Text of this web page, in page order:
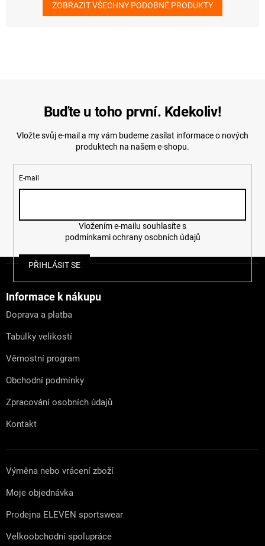
ZOBRAZIT VŠECHNY PODOBNÉ PRODUKTY
Buďte u toho první. Kdekoliv!
Vložte svůj e-mail a my vám budeme zasílat informace o nových
produktech na našem e-shopu.
E-mail
podmínkami ochrany osobních údajů
PŘIHLÁSIT SE
Informace k nákupu
Doprava a platba
Tabulky velikostí
Věrnostní program
Obchodní podmínky
Zpracování osobních údajů
Kontakt
Výměna nebo vrácení zboží
Moje objednávka
Prodejna ELEVEN sportswear
Velkoobchodní spolupráce